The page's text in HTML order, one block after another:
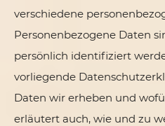
verschiedene
Personenbezogene Daten
persönlich identifiziert
vorliegende
Daten wir erheben und
erläutert auch, wie und zu